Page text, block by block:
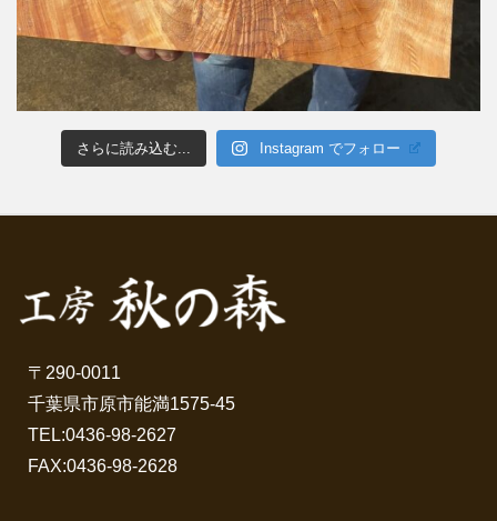
さらに読み込む... Instagram でフォロー
〒290-0011
千葉県市原市能満1575-45
TEL:0436-98-2627
FAX:0436-98-2628